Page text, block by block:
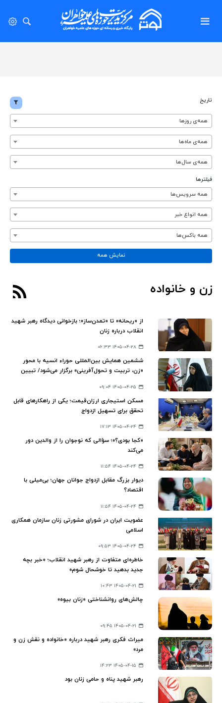
زن و خانواده
از «ریحانه» تا «تمدن‌ساز»؛ بازخوانی دیدگاه رهبر شهید
انقلاب درباره زنان
۱۴۰۵-۰۴-۲۸ ۰۶:۳۳
ششمین همایش بین‌المللی حوراء انسیه با محور
«زن، تربیت و تحول‌آفرینی» برگزار می‌شود/ تبیین
جهان معاصر
۱۴۰۵-۰۴-۲۵ ۰۹:۰۴
مسکن استیجاری ارزان‌قیمت؛ یکی از راهکارهای قابل
تحقق برای تسهیل ازدواج
۱۴۰۵-۰۴-۲۴ ۱۷:۱۳
«کجا بودی؟»؛ سؤالی که نوجوان را از والدین دور
می‌کند
۱۴۰۵-۰۴-۲۴ ۱۱:۵۴
دیوار بزرگ مقابل ازدواج جوانان جهان؛ بی‌میلی با
اقتصاد؟
۱۴۰۵-۰۴-۲۴ ۱۱:۵۴
عضویت ایران در شورای مشورتی زنان سازمان همکاری
اسلامی
۱۴۰۵-۰۴-۲۴ ۰۹:۵۳
خاطره‌ای متفاوت از رهبر شهید انقلاب؛ «خبر بچه
جدید بدهید تا خوشحال شوم»
۱۴۰۵-۰۴-۲۱ ۱۰:۴۳
چالش‌های روانشناختی «زنان بیوه»
۱۴۰۵-۰۴-۲۱ ۰۹:۴۵
میراث فکری رهبر شهید درباره «خانواده و نقش زن و
مرد»
۱۴۰۵-۰۴-۱۵ ۱۴:۲۳
رهبر شهید پناه و حامی زنان بود
تاریخ
همه‌ی روزها
همه‌ی ماه‌ها
همه‌ی سال‌ها
فیلترها
همه سرویس‌ها
همه انواع خبر
همه باکس‌ها
نمایش همه